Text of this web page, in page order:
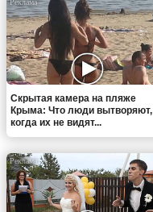
Скрытая камера на пляже
Крыма: Что люди вытворяют,
когда их не видят...